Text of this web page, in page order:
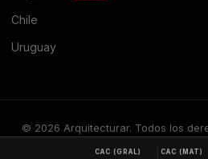
Chile
Uruguay
© 2026 Arquitecturar. Todos los
CAC (GRAL) CAC (MAT)